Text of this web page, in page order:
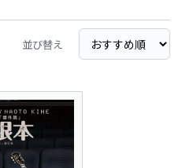
並び替え